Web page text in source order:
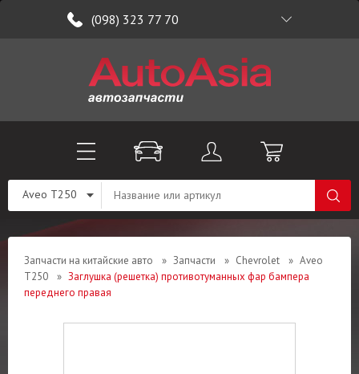
(098) 323 77 70
Aveo T250
Запчасти на китайские авто » Запчасти » Chevrolet » Aveo
T250
» Заглушка (решетка) противотуманных фар бампера
переднего правая